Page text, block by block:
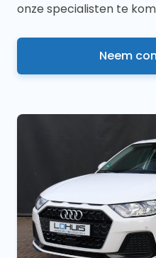
onze specialisten te
Neem